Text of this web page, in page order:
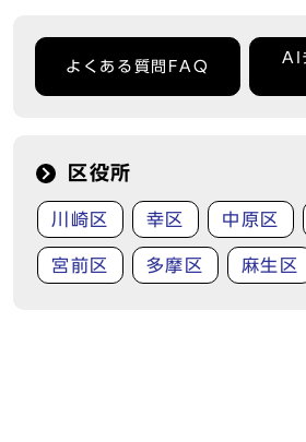
よくある質問FAQ
AI
区役所
川崎区 幸区 中原区
宮前区 多摩区 麻生区